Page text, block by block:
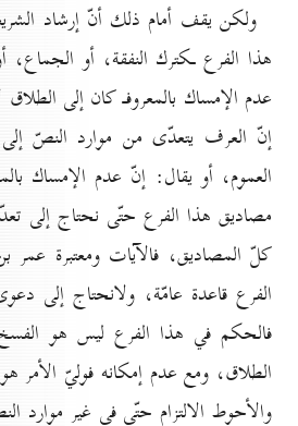
ولكن يقف أمام ذلك أنّ إرشاد
هذا الفرع ـكترك النفقة، أو الجماع،
عدم الإمساك بالمعروفـ كان إلى
إنّ العرف يتعدّى من موارد النصّ
العموم، أو يقال: إنّ عدم الإمساك
مصاديق هذا الفرع حتّى نحتاج إلى
كلّ المصاديق، فالآيات ومعتبرة عمر
الفرع قاعدة عامّة، ولانحتاج إلى
فالحكم في هذا الفرع ليس هو
الطلاق، ومع عدم إمكانه فوليّ الأمر
والأحوط الالتزام حتّى في غير موارد